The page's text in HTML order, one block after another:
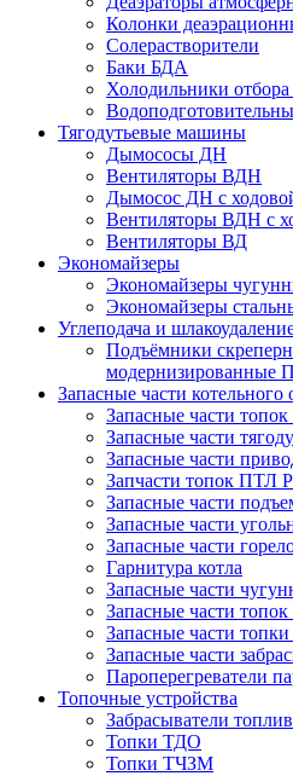
Колонки
Солерастворители
Баки БДА
Холодильники
Тягодутьевые машины
Дымососы ДН
Вентиляторы ВДН
Дымосос ДН с
Вентиляторы ВДН с
Вентиляторы ВД
Экономайзеры
Экономайзеры
Экономайзеры
Углеподача и
Подъёмники
Запасные части котельного
Запасные части
Запасные части
Запасные части
Запчасти топок ПТЛ
Запасные части
Запасные части
Запасные части
Гарнитура котла
Запасные части
Запасные части
Запасные части
Запасные части
Пароперегреватели
Топочные устройства
Забрасыватели
Топки ТДО
Топки ТЧЗМ